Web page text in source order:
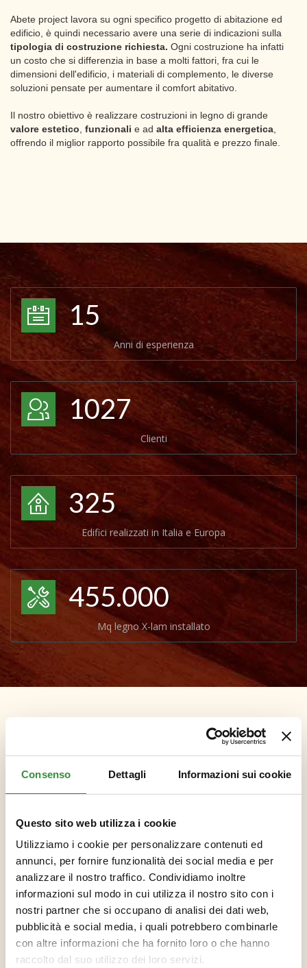
Consenso Dettagli Informazioni sui cookie
Questo sito web utilizza i cookie
Utilizziamo i cookie per personalizzare contenuti ed
annunci, per fornire funzionalità dei social media e per
analizzare il nostro traffico. Condividiamo inoltre
informazioni sul modo in cui utilizza il nostro sito con i
nostri partner che si occupano di analisi dei dati web,
pubblicità e social media, i quali potrebbero combinarle
con altre informazioni che ha fornito loro o che hanno
raccolto dal suo utilizzo dei loro servizi.
Abete project lavora su ogni specifico progetto di abitazione ed
edificio, è quindi necessario avere una serie di indicazioni sulla
tipologia di costruzione richiesta. Ogni costruzione ha infatti
un costo che si differenzia in base a molti fattori, fra cui le
dimensioni dell'edificio, i materiali di complemento, le diverse
soluzioni pensate per aumentare il comfort abitativo.
Il nostro obiettivo è realizzare costruzioni in legno di grande
valore estetico funzionali e ad alta efficienza energetica
offrendo il miglior rapporto possibile fra qualità e prezzo finale.
15
Anni di esperienza
1027
Clienti
325
Edifici realizzati in Italia e Europa
455.000
Mq legno X-lam installato
PROGETTI IN EVIDENZA
qualità, alta efficienza energetica e sostenibilità ambientale.